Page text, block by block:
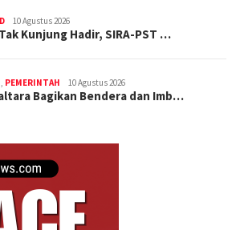
10 Agustus 2026
Kunjung Hadir, SIRA-PST …
, PEMERINTAH 10 Agustus 2026
Bagikan Bendera dan Imb…